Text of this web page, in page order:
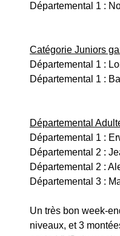
Départemental 1 :
Catégorie Juniors
Départemental 1 :
Départemental 1 :
Départemental
Départemental 1 :
Départemental 2 :
Départemental 2 :
Départemental 3 :
Un très bon week-
niveaux, et 3